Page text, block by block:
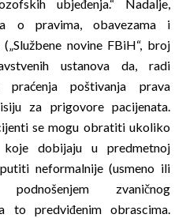
ubjeđenja.“ Nadalje,
o pravima, obavezama i
novine FBiH“, broj
ustanova da, radi
poštivanja prava
za prigovore pacijenata.
se mogu obratiti ukoliko
koje dobijaju u predmetnoj
neformalnije (usmeno ili
zvaničnog
to predviđenim obrascima.